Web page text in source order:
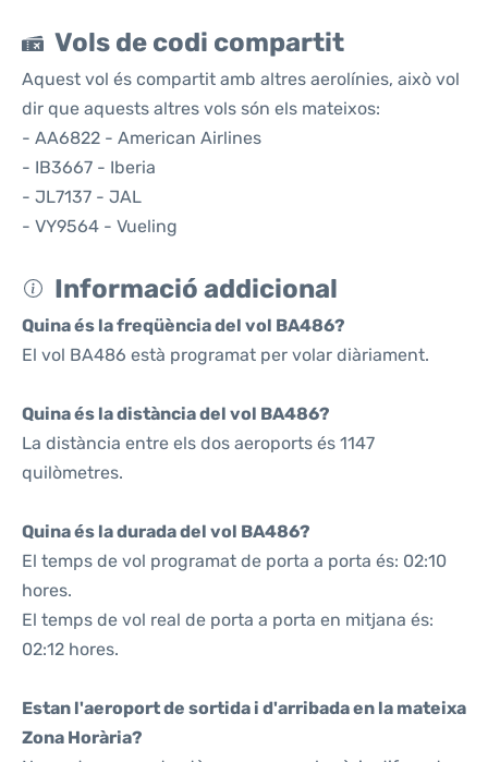
Vols de codi compartit
Aquest vol és compartit amb altres aerolínies, això vol
dir que aquests altres vols són els mateixos:
- AA6822 - American Airlines
- IB3667 - Iberia
- JL7137 - JAL
- VY9564 - Vueling
Informació addicional
Quina és la freqüència del vol BA486?
El vol BA486 està programat per volar diàriament.
Quina és la distància del vol BA486?
La distància entre els dos aeroports és 1147
quilòmetres.
Quina és la durada del vol BA486?
El temps de vol programat de porta a porta és: 02:10
hores.
El temps de vol real de porta a porta en mitjana és:
02:12 hores.
Estan l'aeroport de sortida i d'arribada en la mateixa
Zona Horària?